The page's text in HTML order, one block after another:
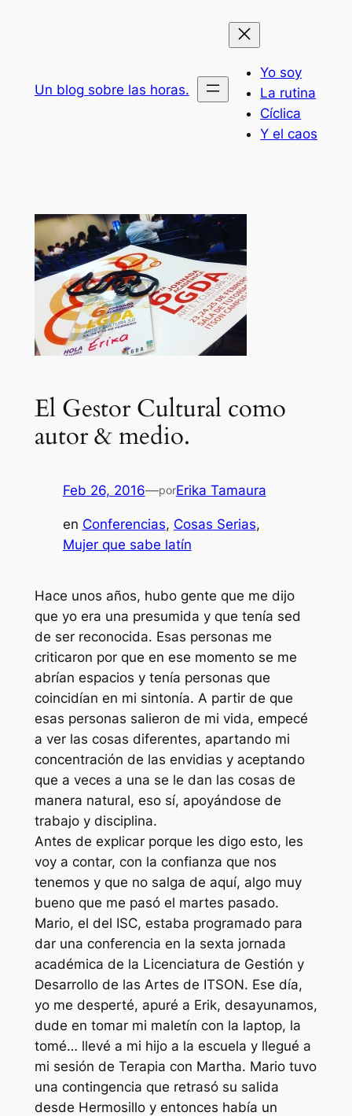
Un blog sobre las horas.
Yo soy
La rutina
Cíclica
Y el caos
El Gestor Cultural como
autor & medio.
Feb 26, 2016—porErika Tamaura
en Conferencias, Cosas Serias
Mujer que sabe latín
Hace unos años, hubo gente que me dijo
que yo era una presumida y que tenía sed
de ser reconocida. Esas personas me
criticaron por que en ese momento se me
abrían espacios y tenía personas que
coincidían en mi sintonía. A partir de que
esas personas salieron de mi vida, empecé
a ver las cosas diferentes, apartando mi
concentración de las envidias y aceptando
que a veces a una se le dan las cosas de
manera natural, eso sí, apoyándose de
trabajo y disciplina.
Antes de explicar porque les digo esto, les
voy a contar, con la confianza que nos
tenemos y que no salga de aquí, algo muy
bueno que me pasó el martes pasado.
Mario, el del ISC, estaba programado para
dar una conferencia en la sexta jornada
académica de la Licenciatura de Gestión y
Desarrollo de las Artes de ITSON. Ese día,
yo me desperté, apuré a Erik, desayunamos,
dude en tomar mi maletín con la laptop, la
tomé… llevé a mi hijo a la escuela y llegué a
mi sesión de Terapia con Martha. Mario tuvo
una contingencia que retrasó su salida
desde Hermosillo y entonces había un